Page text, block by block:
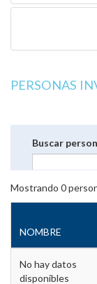
PERSONAS
Buscar
Mostrando 0
NOMBRE
No hay datos
disponibles